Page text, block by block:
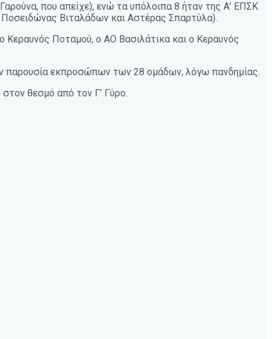
που απείχε), ενώ τα υπόλοιπα 8 ήταν της Α’ ΕΠΣΚ
Βιταλάδων και Αστέρας Σπαρτύλα).
Κεραυνός Ποταμού, ο ΑΟ Βασιλάτικα και ο Κεραυνός
παρουσία εκπροσώπων των 28 ομάδων, λόγω πανδημίας.
θεσμό από τον Γ’ Γύρο.